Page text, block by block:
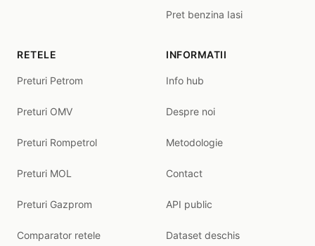
Pret benzina Iasi
RETELE
Preturi Petrom
Preturi OMV
Preturi Rompetrol
Preturi MOL
Preturi Gazprom
Comparator retele
INFORMATII
Info hub
Despre noi
Metodologie
Contact
API public
Dataset deschis